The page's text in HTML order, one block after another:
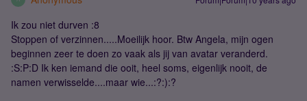
Ik zou niet durven :8
Stoppen of verzinnen.....Moeilijk hoor. Btw Angela, mijn ogen
beginnen zeer te doen zo vaak als jij van avatar veranderd.
:S:P:D Ik ken iemand die ooit, heel soms, eigenlijk nooit, de
namen verwisselde....maar wie...:?:):?